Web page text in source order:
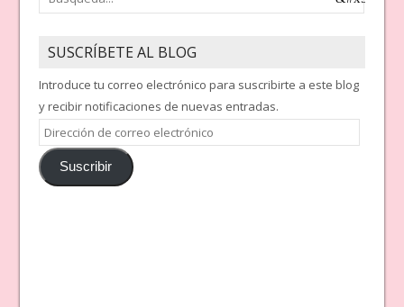
SUSCRÍBETE AL BLOG
Introduce tu correo electrónico para suscribirte a este blog
y recibir notificaciones de nuevas entradas.
Dirección
de
correoSuscribir